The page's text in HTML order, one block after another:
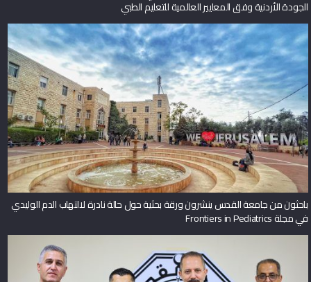
الجودة الأردنية وفق المعايير العالمية للتعليم الطبي
باحثون من جامعة القدس ينشرون ورقة بحثية حول حالة نادرة لالتهاب الدم الوليدي
في مجلة Frontiers in Pediatrics